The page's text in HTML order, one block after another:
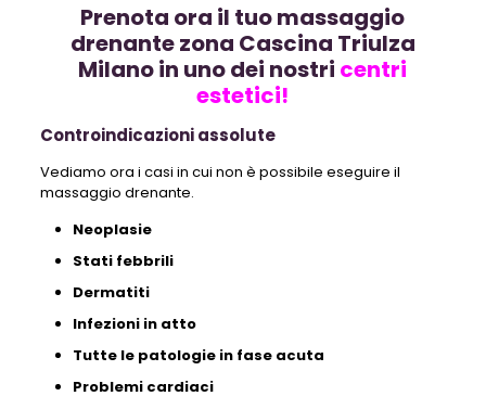
Prenota ora il tuo massaggio
drenante zona Cascina Triulza
Milano in uno dei nostri centri
estetici!
Controindicazioni assolute
Vediamo ora i casi in cui non è possibile eseguire il
massaggio drenante.
Neoplasie
Stati febbrili
Dermatiti
Infezioni in atto
Tutte le patologie in fase acuta
Problemi cardiaci